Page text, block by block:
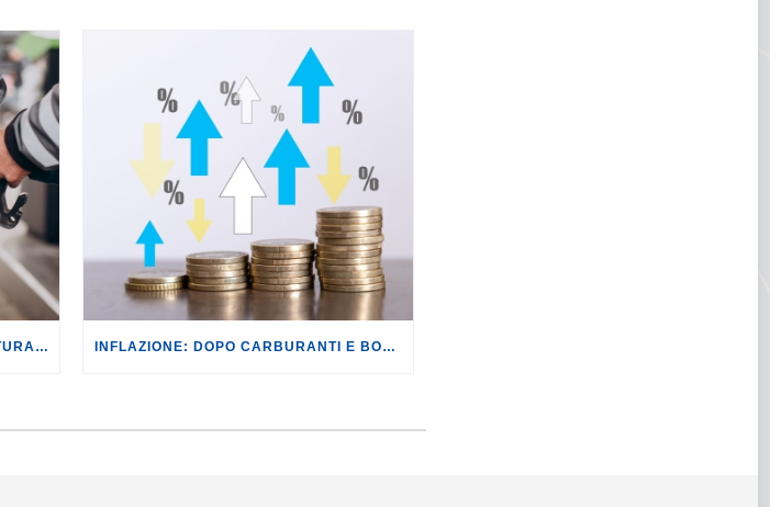
BENZINA: IMPROPONIBILE LA LETTURA SECONDO CUI PROROGARE IL TAGLIO DELLE ACCISE SIGNIFICA TASSARE TUTTI I CITTADINI. INFLAZIONE: DOPO CARBURANTI E BOLLETTE, GLI EFFETTI DEL CONFLITTO INIZIANO A FARSI SENTIRE SUI PREZZI.